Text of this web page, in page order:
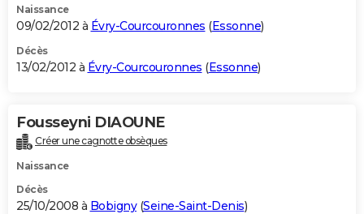
Naissance
09/02/2012 à Évry-Courcouronnes (Essonne)
Décès
13/02/2012 à Évry-Courcouronnes (Essonne)
Fousseyni DIAOUNE
Créer une cagnotte obsèques
Naissance
Décès
25/10/2008 à Bobigny(Seine-Saint-Denis)